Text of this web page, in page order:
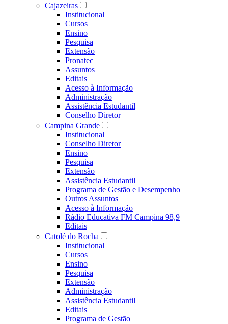
Cajazeiras
Institucional
Cursos
Ensino
Pesquisa
Extensão
Pronatec
Assuntos
Editais
Acesso à Informação
Administração
Assistência Estudantil
Conselho Diretor
Campina Grande
Institucional
Conselho Diretor
Ensino
Pesquisa
Extensão
Assistência Estudantil
Programa de Gestão e Desempenho
Outros Assuntos
Acesso à Informação
Rádio Educativa FM Campina 98,9
Editais
Catolé do Rocha
Institucional
Cursos
Ensino
Pesquisa
Extensão
Administração
Assistência Estudantil
Editais
Programa de Gestão